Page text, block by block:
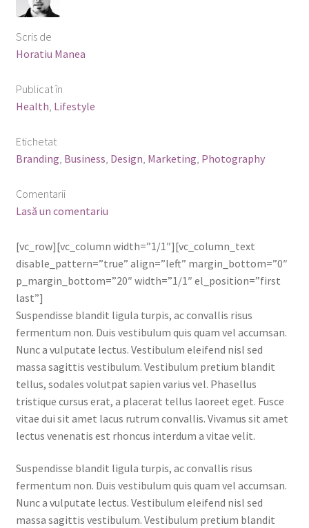
Scris de
Horatiu Manea
Publicat în
Health, Lifestyle
Etichetat
Branding, Business, Design, Marketing, Photography
Comentarii
Lasă un comentariu
[vc_row][vc_column width=”1/1″][vc_column_text
disable_pattern=”true” align=”left” margin_bottom=”0″
p_margin_bottom=”20″ width=”1/1″ el_position=”first
last”]
Suspendisse blandit ligula turpis, ac convallis risus
fermentum non. Duis vestibulum quis quam vel accumsan.
Nunc a vulputate lectus. Vestibulum eleifend nisl sed
massa sagittis vestibulum. Vestibulum pretium blandit
tellus, sodales volutpat sapien varius vel. Phasellus
tristique cursus erat, a placerat tellus laoreet eget. Fusce
vitae dui sit amet lacus rutrum convallis. Vivamus sit amet
lectus venenatis est rhoncus interdum a vitae velit.
Suspendisse blandit ligula turpis, ac convallis risus
fermentum non. Duis vestibulum quis quam vel accumsan.
Nunc a vulputate lectus. Vestibulum eleifend nisl sed
massa sagittis vestibulum. Vestibulum pretium blandit